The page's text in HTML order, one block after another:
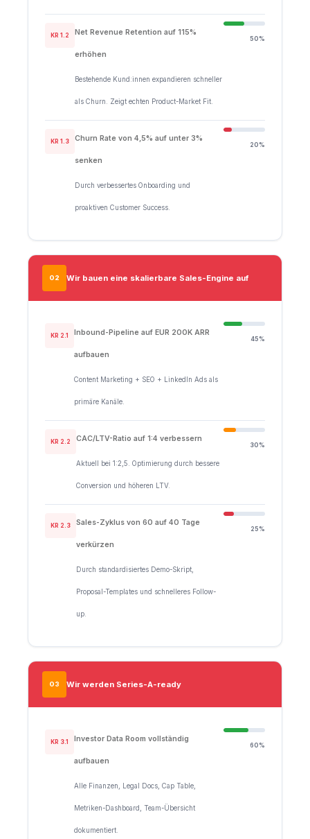
KR 1.2 Net Revenue Retention auf 115%
erhöhen
Bestehende Kund:innen expandieren schneller
als Churn. Zeigt echten Product-Market Fit.
50%
KR 1.3 Churn Rate von 4,5% auf unter 3%
senken
Durch verbessertes Onboarding und
proaktiven Customer Success.
20%
O2 Wir bauen eine skalierbare Sales-Engine auf
KR 2.1 Inbound-Pipeline auf EUR 200K ARR
aufbauen
Content Marketing + SEO + LinkedIn Ads als
primäre Kanäle.
45%
KR 2.2 CAC/LTV-Ratio auf 1:4 verbessern
Aktuell bei 1:2,5. Optimierung durch bessere
Conversion und höheren LTV.
30%
KR 2.3 Sales-Zyklus von 60 auf 40 Tage
verkürzen
Durch standardisiertes Demo-Skript,
Proposal-Templates und schnelleres Follow-
up.
25%
O3 Wir werden Series-A-ready
KR 3.1 Investor Data Room vollständig
aufbauen
Alle Finanzen, Legal Docs, Cap Table,
Metriken-Dashboard, Team-Übersicht
dokumentiert.
60%